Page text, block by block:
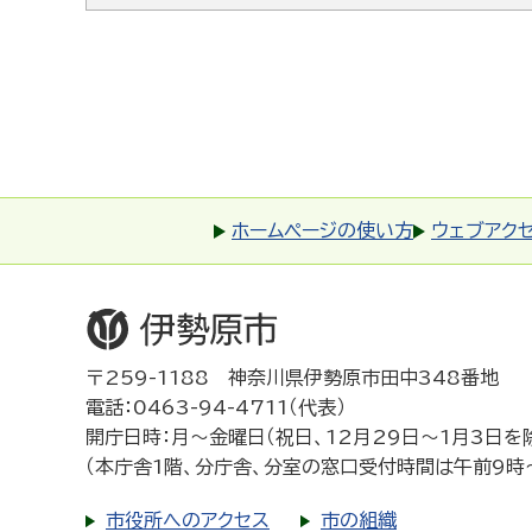
ホームページの使い方 ウェブアク
〒259-1188 神奈川県伊勢原市田中348番地
電話：0463-94-4711（代表）
開庁日時：月～金曜日（祝日、12月29日～1月3日
（本庁舎1階、分庁舎、分室の窓口受付時間は午前9
市役所へのアクセス 市の組織